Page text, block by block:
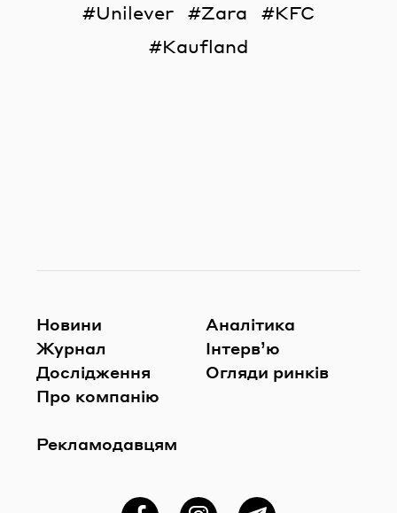
Unilever
Zara
KFC
Kaufland
Новини
Журнал
Дослідження
Про компанію
Рекламодавцям
Аналітика
Інтерв’ю
Огляди ринків